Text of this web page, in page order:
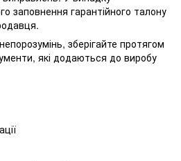
заповнення гарантійного талону
зберігайте протягом
які додаються до виробу